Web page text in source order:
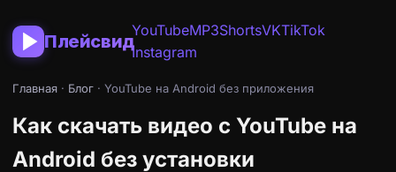
Плейсвид
YouTubeMP3ShortsVKTikTok
Instagram
Главная · Блог · YouTube на Android без приложения
Как скачать видео с YouTube на
Android без установки